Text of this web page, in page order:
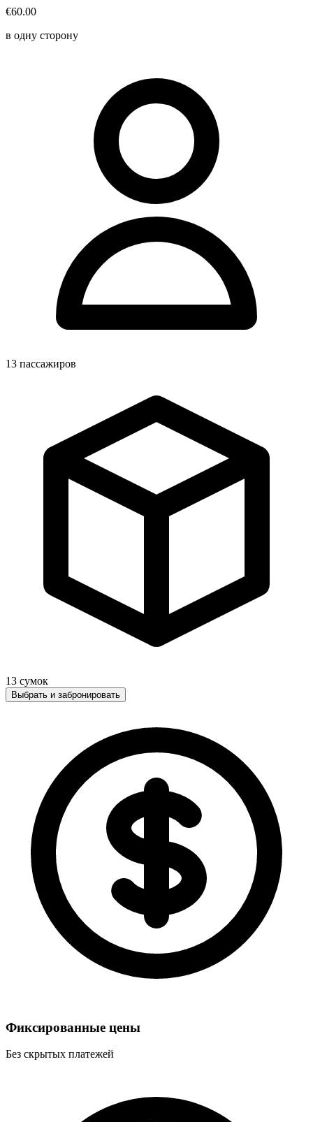
€60.00
в одну сторону
13 пассажиров
13 сумок
Выбрать и забронировать
Фиксированные цены
Без скрытых платежей